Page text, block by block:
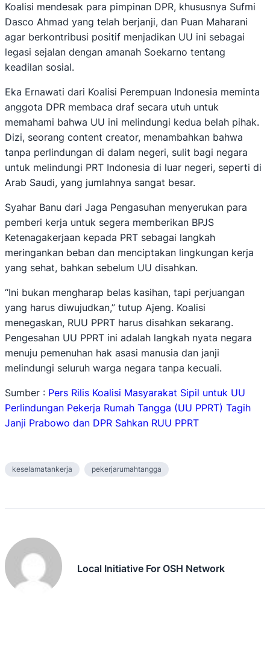
Koalisi mendesak para pimpinan DPR, khususnya Sufmi
Dasco Ahmad yang telah berjanji, dan Puan Maharani
agar berkontribusi positif menjadikan UU ini sebagai
legasi sejalan dengan amanah Soekarno tentang
keadilan sosial.
Eka Ernawati dari Koalisi Perempuan Indonesia meminta
anggota DPR membaca draf secara utuh untuk
memahami bahwa UU ini melindungi kedua belah pihak.
Dizi, seorang content creator, menambahkan bahwa
tanpa perlindungan di dalam negeri, sulit bagi negara
untuk melindungi PRT Indonesia di luar negeri, seperti di
Arab Saudi, yang jumlahnya sangat besar.
Syahar Banu dari Jaga Pengasuhan menyerukan para
pemberi kerja untuk segera memberikan BPJS
Ketenagakerjaan kepada PRT sebagai langkah
meringankan beban dan menciptakan lingkungan kerja
yang sehat, bahkan sebelum UU disahkan.
“Ini bukan mengharap belas kasihan, tapi perjuangan
yang harus diwujudkan,” tutup Ajeng. Koalisi
menegaskan, RUU PPRT harus disahkan sekarang.
Pengesahan UU PPRT ini adalah langkah nyata negara
menuju pemenuhan hak asasi manusia dan janji
melindungi seluruh warga negara tanpa kecuali.
Sumber : Pers Rilis Koalisi Masyarakat Sipil untuk UU
Perlindungan Pekerja Rumah Tangga (UU PPRT) Tagih
Janji Prabowo dan DPR Sahkan RUU PPRT
keselamatankerja pekerjarumahtangga
Local Initiative For OSH Network